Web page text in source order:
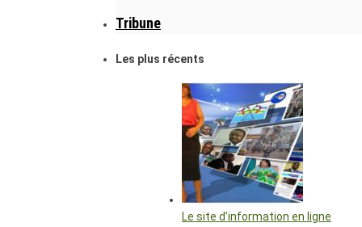
Tribune
Les plus récents
Le site d’information en ligne